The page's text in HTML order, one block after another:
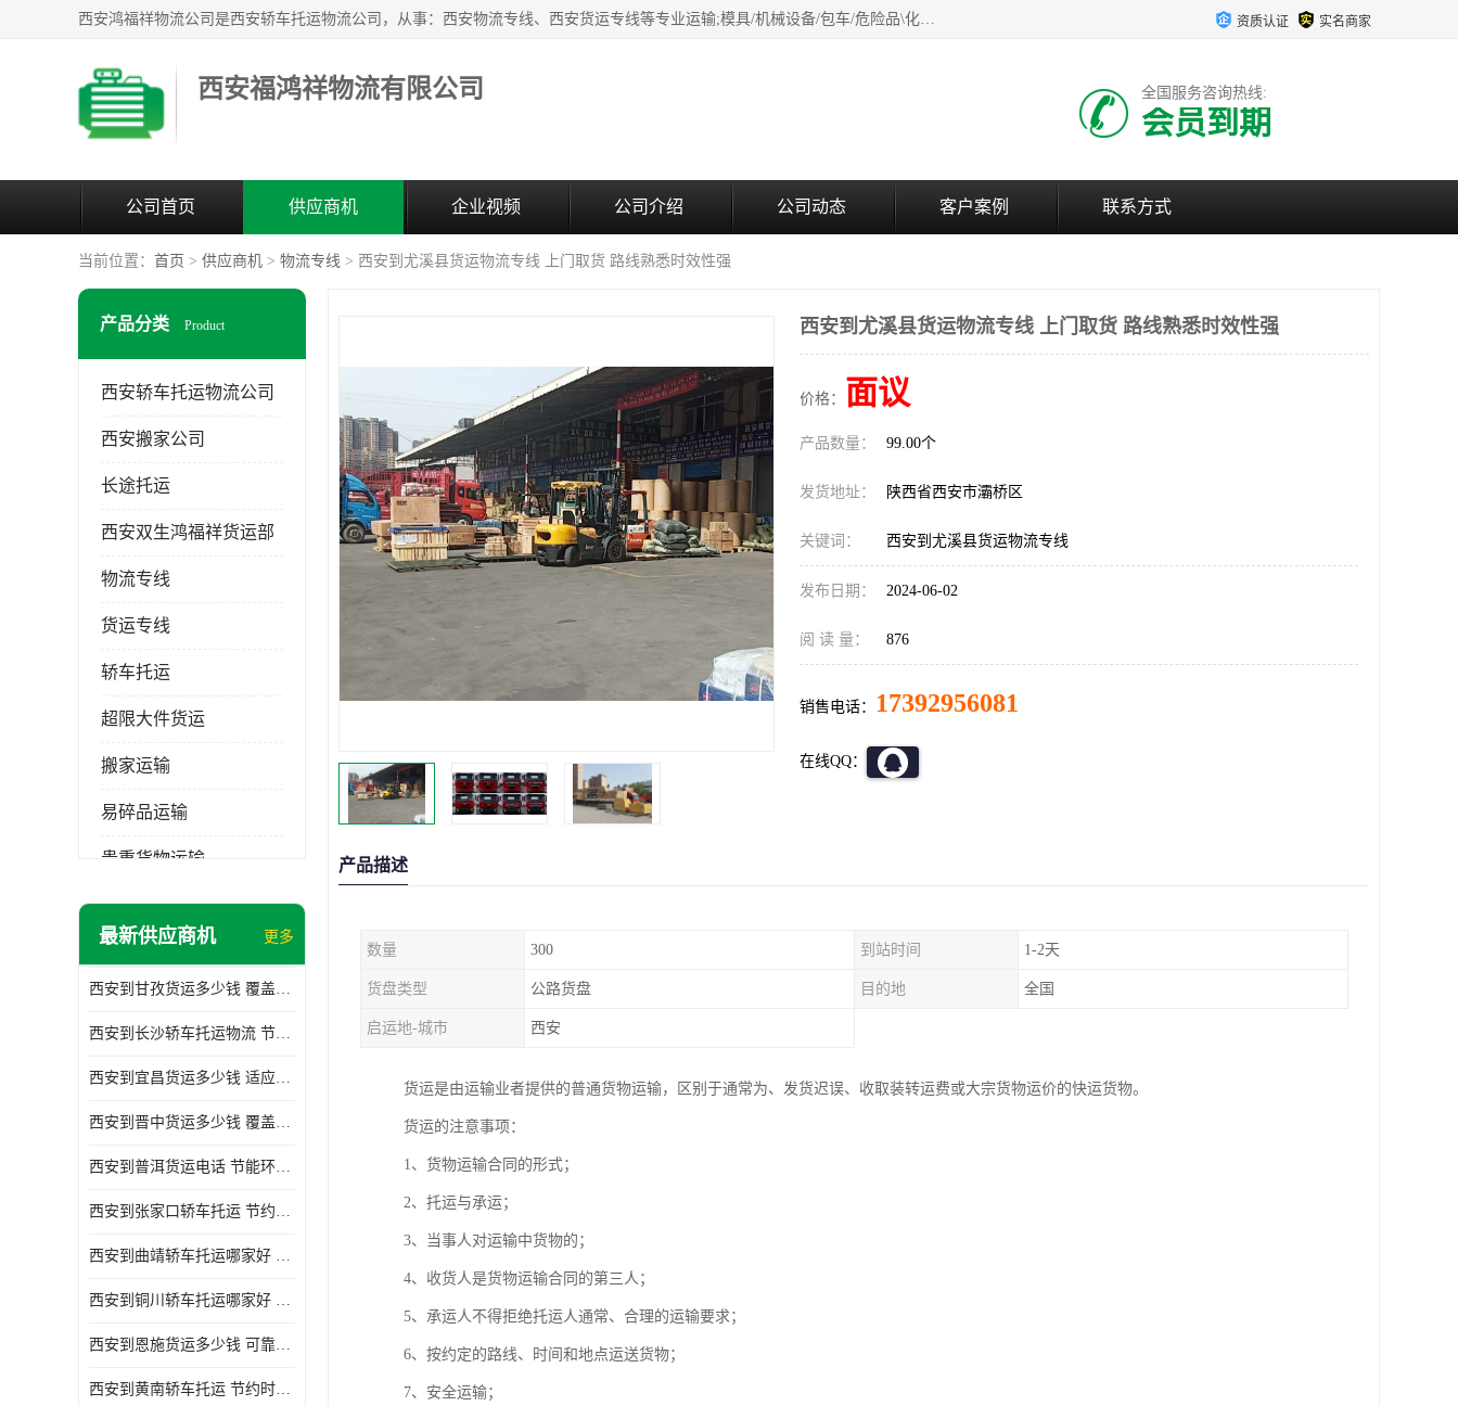
西安鸿福祥物流公司是西安轿车托运物流公司，从事：西安物流专线、西安货运专线等专业运输;模具/机械设备/包车/危险品\化工涂料/油漆机油\普通货物\食品\家具\贵重货物运输/易碎品运输/工艺品\行李\搬家运输等超限大件货物专业运输服务为一体。 资质认证 实名商家
西安福鸿祥物流有限公司 全国服务咨询热线:
会员到期
公司首页 供应商机 企业视频 公司介绍 公司动态 客户案例 联系方式
当前位置： 首页 > 供应商机 > 物流专线 > 西安到尤溪县货运物流专线 上门取货 路线熟悉时效性强
产品分类 Product
西安轿车托运物流公司
西安搬家公司
长途托运
西安双生鸿福祥货运部
物流专线
货运专线
轿车托运
超限大件货运
搬家运输
易碎品运输
贵重货物运输
普通货物
危险品运输
最新供应商机 更多
西安到甘孜货运多少钱 覆盖面广 降低运输成本
西安到长沙轿车托运物流 节约时间 为客户节省大量时间和能源
西安到宜昌货运多少钱 适应能力强 降低运输成本
西安到晋中货运多少钱 覆盖面广 一站式运输
西安到普洱货运电话 节能环保 灵活性高 持续性长
西安到张家口轿车托运 节约时间 随时查询车辆时实位置
西安到曲靖轿车托运哪家好 方便快捷 用户享受上门提送车辆
西安到铜川轿车托运哪家好 节约时间精力 在途运输一对一客服
西安到恩施货运多少钱 可靠性高 灵活性高 持续性长
西安到黄南轿车托运 节约时间 随时查询车辆时实位置
西安到尤溪县货运物流专线 上门取货 路线熟悉时效性强
价格： 面议
产品数量： 99.00个
发货地址： 陕西省西安市灞桥区
关键词： 西安到尤溪县货运物流专线
发布日期： 2024-06-02
阅 读 量： 876
销售电话： 17392956081
在线QQ：
产品描述
数量 300 到站时间 1-2天
货盘类型 公路货盘 目的地 全国
启运地-城市 西安
货运是由运输业者提供的普通货物运输，区别于通常为、发货迟误、收取装转运费或大宗货物运价的快运货物。
货运的注意事项：
1、货物运输合同的形式；
2、托运与承运；
3、当事人对运输中货物的；
4、收货人是货物运输合同的第三人；
5、承运人不得拒绝托运人通常、合理的运输要求；
6、按约定的路线、时间和地点运送货物；
7、安全运输；